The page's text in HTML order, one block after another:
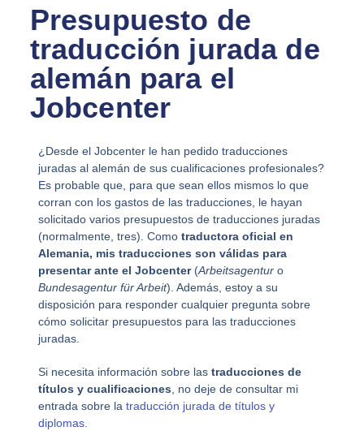
Presupuesto de
traducción jurada de
alemán para el
Jobcenter
¿Desde el Jobcenter le han pedido traducciones
juradas al alemán de sus cualificaciones profesionales?
Es probable que, para que sean ellos mismos lo que
corran con los gastos de las traducciones, le hayan
solicitado varios presupuestos de traducciones juradas
(normalmente, tres). Como traductora oficial en
Alemania, mis traducciones son válidas para
presentar ante el Jobcenter (Arbeitsagentur o
Bundesagentur für Arbeit). Además, estoy a su
disposición para responder cualquier pregunta sobre
cómo solicitar presupuestos para las traducciones
juradas.
Si necesita información sobre las traducciones de
títulos y cualificaciones , no deje de consultar mi
entrada sobre la traducción jurada de títulos y
diplomas.